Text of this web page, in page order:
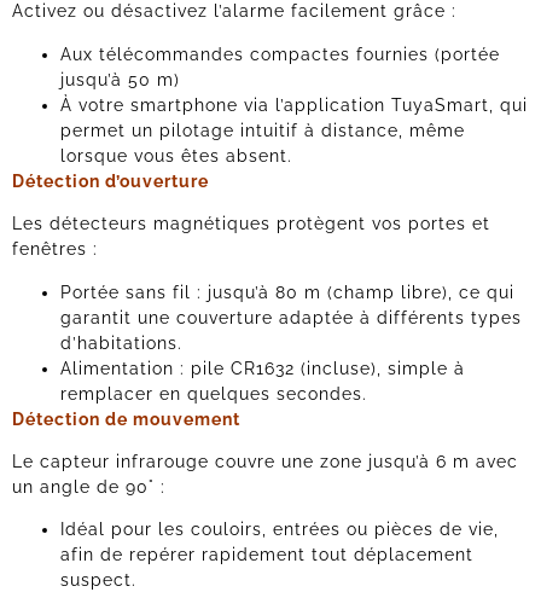
Activez ou désactivez l’alarme facilement grâce :
Aux télécommandes compactes fournies (portée
jusqu’à 50 m)
À votre smartphone via l’application TuyaSmart, qui
permet un pilotage intuitif à distance, même
lorsque vous êtes absent.
Détection d’ouverture
Les détecteurs magnétiques protègent vos portes et
fenêtres :
Portée sans fil : jusqu’à 80 m (champ libre), ce qui
garantit une couverture adaptée à différents types
d’habitations.
Alimentation : pile CR1632 (incluse), simple à
remplacer en quelques secondes.
Détection de mouvement
Le capteur infrarouge couvre une zone jusqu’à 6 m avec
un angle de 90° :
Idéal pour les couloirs, entrées ou pièces de vie,
afin de repérer rapidement tout déplacement
suspect.